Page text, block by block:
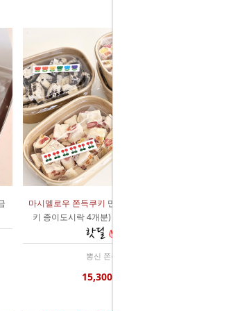
마시멜로우 쫀득쿠키 만들기세트 (2종쿠
키 종이도시락 4개분)
뽕신 쫀득
15,300원